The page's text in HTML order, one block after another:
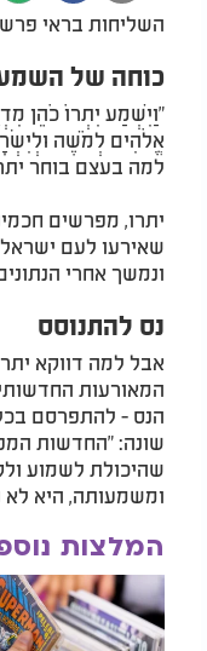
השליחות בראי
כוחה של
"וַיִּשְׁמַע יִתְרוֹ כֹהֵן
אֱלֹהִים לְמֹשֶׁה
למה בעצם בוחר
יתרו, מפרשים
שאירעו לעם
ונמשך אחרי
נס להתנוסס
אבל למה דווקא
המאורעות
הנס - להתפרסם
שונה: "החדשות
שהיכולת לשמוע
ומשמעותה, היא לא
המלצות